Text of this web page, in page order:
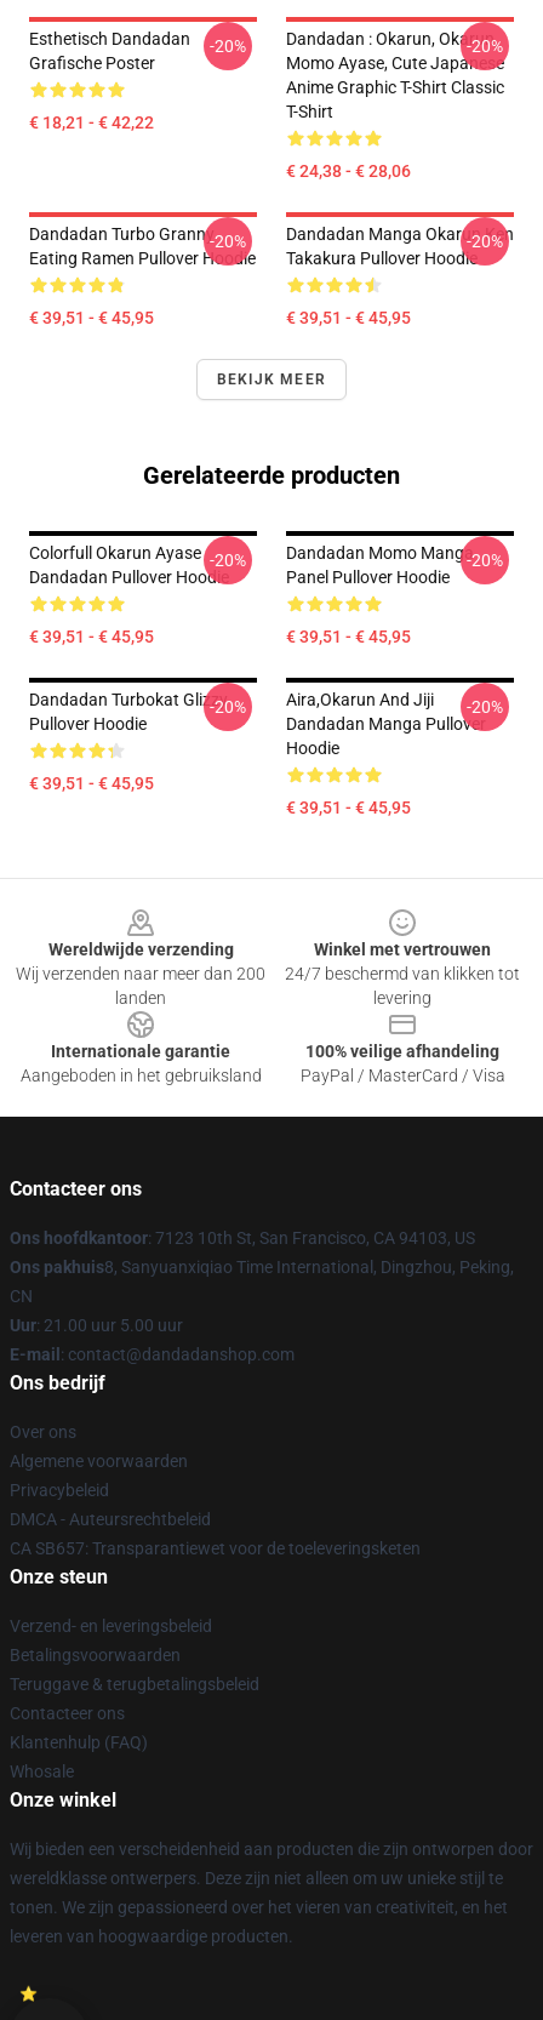
Esthetisch Dandadan
Grafische Poster
€ 18,21 - € 42,22
-20%
Dandadan : Okarun, Okarun,
Momo Ayase, Cute Japanese
Anime Graphic T-Shirt Classic
T-Shirt
€ 24,38 - € 28,06
-20%
Dandadan Turbo Granny
Eating Ramen Pullover Hoodie
€ 39,51 - € 45,95
-20%
Dandadan Manga Okarun Ken
Takakura Pullover Hoodie
€ 39,51 - € 45,95
-20%
BEKIJK MEER
Gerelateerde producten
Colorfull Okarun Ayase
Dandadan Pullover Hoodie
€ 39,51 - € 45,95
-20%
Dandadan Momo Manga
Panel Pullover Hoodie
€ 39,51 - € 45,95
-20%
Dandadan Turbokat Glizzy
Pullover Hoodie
€ 39,51 - € 45,95
-20%
Aira,Okarun And Jiji
Dandadan Manga Pullover
Hoodie
€ 39,51 - € 45,95
-20%
Wereldwijde verzending
Wij verzenden naar meer dan 200
landen
Winkel met vertrouwen
24/7 beschermd van klikken tot
levering
Internationale garantie
Aangeboden in het gebruiksland
100% veilige afhandeling
PayPal / MasterCard / Visa
Contacteer ons
Ons hoofdkantoor: 7123 10th St, San Francisco, CA 94103, US
Ons pakhuis8, Sanyuanxiqiao Time International, Dingzhou, Peking,
CN
Uur: 21.00 uur 5.00 uur
E-mail : contact@dandadanshop.com
Ons bedrijf
Over ons
Algemene voorwaarden
Privacybeleid
DMCA - Auteursrechtbeleid
CA SB657: Transparantiewet voor de toeleveringsketen
Onze steun
Verzend- en leveringsbeleid
Betalingsvoorwaarden
Teruggave & terugbetalingsbeleid
Contacteer ons
Klantenhulp (FAQ)
Whosale
Onze winkel
Wij bieden een verscheidenheid aan producten die zijn ontworpen door
wereldklasse ontwerpers. Deze zijn niet alleen om uw unieke stijl te
tonen. We zijn gepassioneerd over het vieren van creativiteit, en het
leveren van hoogwaardige producten.